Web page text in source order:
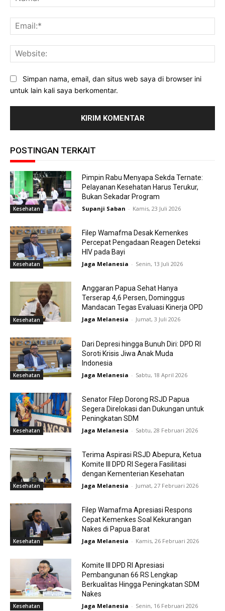
Simpan nama, email, dan situs web saya di browser ini
untuk lain kali saya berkomentar.
POSTINGAN TERKAIT
Kesehatan
Pimpin Rabu Menyapa Sekda Ternate:
Pelayanan Kesehatan Harus Terukur,
Bukan Sekadar Program
Supanji Saban - Kamis, 23 Juli 2026
Kesehatan
Filep Wamafma Desak Kemenkes
Percepat Pengadaan Reagen Deteksi
HIV pada Bayi
Jaga Melanesia - Senin, 13 Juli 2026
Kesehatan
Anggaran Papua Sehat Hanya
Terserap 4,6 Persen, Dominggus
Mandacan Tegas Evaluasi Kinerja OPD
Jaga Melanesia - Jumat, 3 Juli 2026
Kesehatan
Dari Depresi hingga Bunuh Diri: DPD RI
Soroti Krisis Jiwa Anak Muda
Indonesia
Jaga Melanesia - Sabtu, 18 April 2026
Kesehatan
Senator Filep Dorong RSJD Papua
Segera Direlokasi dan Dukungan untuk
Peningkatan SDM
Jaga Melanesia - Sabtu, 28 Februari 2026
Kesehatan
Terima Aspirasi RSJD Abepura, Ketua
Komite III DPD RI Segera Fasilitasi
dengan Kementerian Kesehatan
Jaga Melanesia - Jumat, 27 Februari 2026
Kesehatan
Filep Wamafma Apresiasi Respons
Cepat Kemenkes Soal Kekurangan
Nakes di Papua Barat
Jaga Melanesia - Kamis, 26 Februari 2026
Kesehatan
Komite III DPD RI Apresiasi
Pembangunan 66 RS Lengkap
Berkualitas Hingga Peningkatan SDM
Nakes
Jaga Melanesia - Senin, 16 Februari 2026